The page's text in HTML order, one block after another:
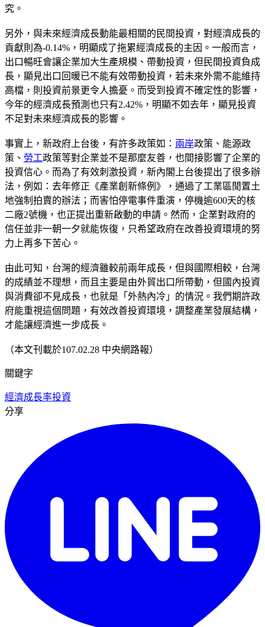
究。
另外，與未來經濟成長動能最相關的民間投資，對經濟成長的
貢獻則為-0.14%，明顯成了拖累經濟成長的主因。一般而言，
出口暢旺會讓企業加大生產規模、帶動投資，但民間投資負成
長，顯見出口回暖已不能有效帶動投資，若未來外需不能維持
高檔，則投資前景更令人擔憂。而受到投資不確定性的影響，
今年的經濟成長預測也只有2.42%，明顯不如去年，顯見投資
不足對未來經濟成長的影響。
事實上，新政府上台後，有許多政策如： 兩岸政策、能源政
策、 勞工政策等對企業並不是那麼友善，也間接影響了企業的
投資信心。而為了有效刺激投資，新內閣上台後提出了很多辦
法，例如：去年修正《產業創新條例》，通過了工業區閒置土
地強制拍賣的辦法；而害怕停電事件重演，停機逾600天的核
二廠2號機，也正提出重新啟動的申請。然而，企業對政府的
信任並非一朝一夕就能恢復，只希望政府在改善投資環境的努
力上再多下苦心。
由此可知，台灣的經濟雖較前兩年成長，但與國際相較，台灣
的成績並不理想，而且主要是由外貿出口所帶動，但國內投資
與消費卻不見成長，也就是「外熱內冷」的情況。我們期許政
府能重視這個問題，有效改善投資環境，調整產業發展結構，
才能讓經濟進一步成長。
（本文刊載於107.02.28 中央網路報）
關鍵字
經濟成長率投資
分享